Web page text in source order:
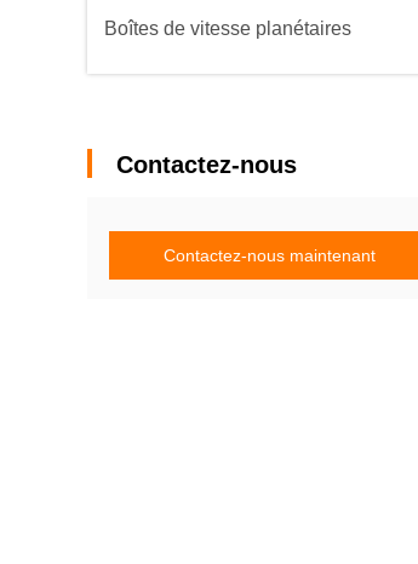
Boîtes de vitesse planétaires
Contactez-nous
Contactez-nous maintenant